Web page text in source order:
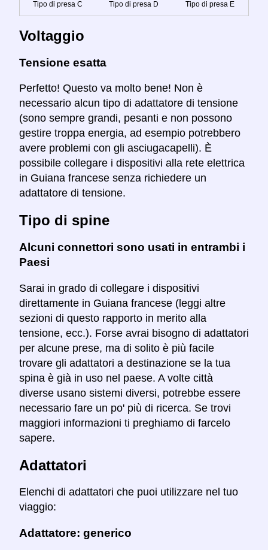
Tipo di presa C Tipo di presa D Tipo di presa E
Voltaggio
Tensione esatta
Perfetto! Questo va molto bene! Non è
necessario alcun tipo di adattatore di tensione
(sono sempre grandi, pesanti e non possono
gestire troppa energia, ad esempio potrebbero
avere problemi con gli asciugacapelli). È
possibile collegare i dispositivi alla rete elettrica
in Guiana francese senza richiedere un
adattatore di tensione.
Tipo di spine
Alcuni connettori sono usati in entrambi i
Paesi
Sarai in grado di collegare i dispositivi
direttamente in Guiana francese (leggi altre
sezioni di questo rapporto in merito alla
tensione, ecc.). Forse avrai bisogno di adattatori
per alcune prese, ma di solito è più facile
trovare gli adattatori a destinazione se la tua
spina è già in uso nel paese. A volte città
diverse usano sistemi diversi, potrebbe essere
necessario fare un po' più di ricerca. Se trovi
maggiori informazioni ti preghiamo di farcelo
sapere.
Adattatori
Elenchi di adattatori che puoi utilizzare nel tuo
viaggio:
Adattatore: generico